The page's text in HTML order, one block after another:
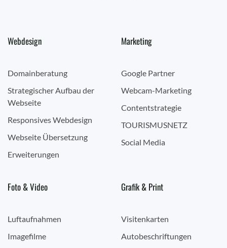
Webdesign
Domainberatung
Strategischer Aufbau der
Webseite
Responsives Webdesign
Webseite Übersetzung
Erweiterungen
Marketing
Google Partner
Webcam-Marketing
Contentstrategie
TOURISMUSNETZ
Social Media
Foto & Video
Luftaufnahmen
Imagefilme
Grafik & Print
Visitenkarten
Autobeschriftungen